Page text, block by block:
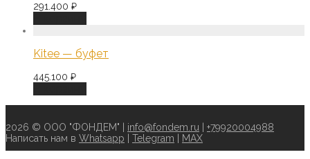
291.400 ₽
Kitee — буфет
445.100 ₽
2026 © ООО "ФОНДЕМ" | info@fondem.ru
+79920004988
Написать нам в Whatsapp Telegram MAX